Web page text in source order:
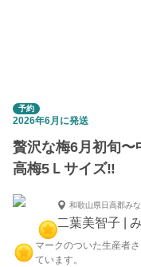
予約
2026年6月に発送
贅沢な梅6月初旬〜
高梅5Ｌサイズ‼️
和歌山県日高郡み
二葉美智子 |
マークのついた生産者
ています。